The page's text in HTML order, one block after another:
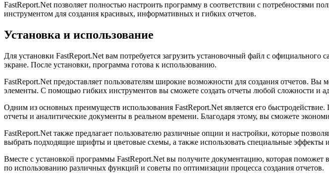
FastReport.Net позволяет полностью настроить программу в соответствии с потребностями
инструментом для создания красивых, информативных и гибких отчетов.
Установка и использование
Для установки FastReport.Net вам потребуется загрузить установочный файл с
экране. После установки, программа готова к использованию.
FastReport.Net предоставляет пользователям широкие возможности для создания отчетов.
элементы. С помощью гибких инструментов вы сможете создать отчеты любой сложности и
Одним из основных преимуществ использования FastReport.Net является его
отчеты и аналитические документы в реальном времени. Благодаря этому, вы сможете
FastReport.Net также предлагает пользователю различные опции и настройки, которые
выбрать подходящие шрифты и цветовые схемы, а также использовать специальные эффекты
Вместе с установкой программы FastReport.Net вы получите документацию, которая
по использованию различных функций и советы по оптимизации процесса создания отчетов.